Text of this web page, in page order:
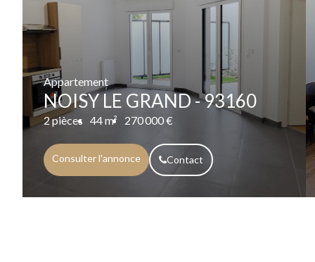
Appartement
NOISY LE GRAND - 93160
2 pièces 44 m² 270 000 €
Consulter l'annonce Contact